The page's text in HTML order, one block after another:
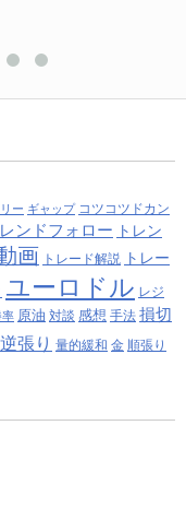
ー ギャップ コツコツドカン
レンドフォロー トレン
画 トレード解説
トレー
ユーロドル レジ
率 原油 対談 感想 手法 損切
逆張り 量的緩和 金 順張り